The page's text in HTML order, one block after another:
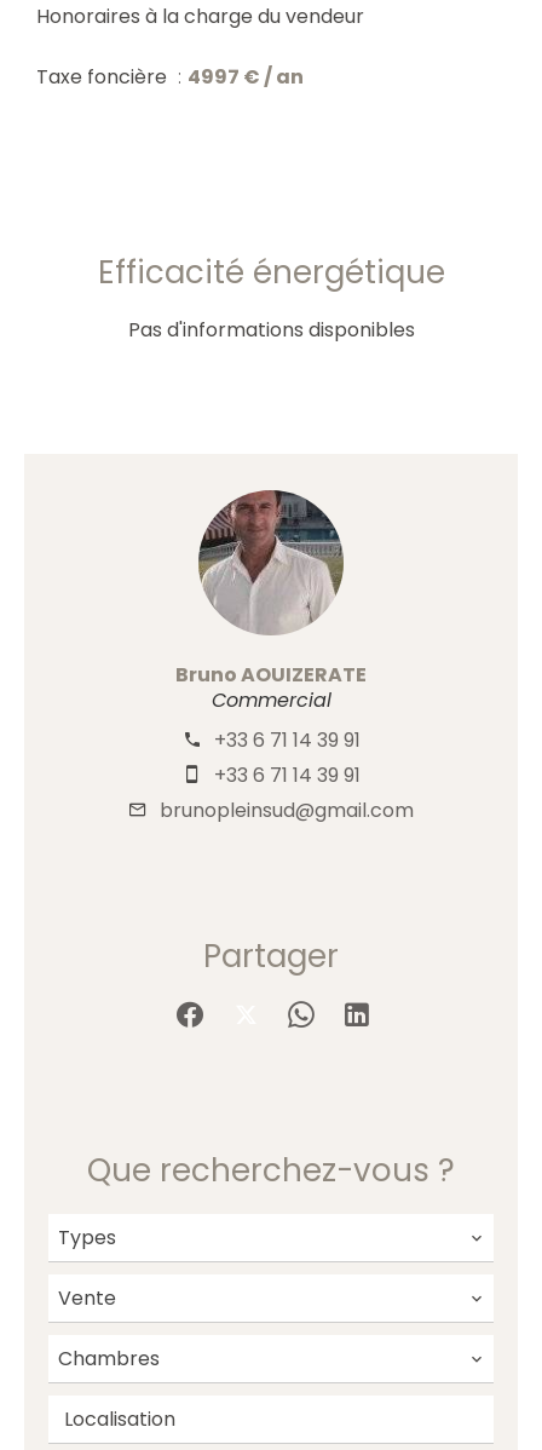
Honoraires à la charge du vendeur
Taxe foncière 4997 € / an
Efficacité énergétique
Pas d'informations disponibles
Bruno AOUIZERATE
Commercial
+33 6 71 14 39 91
+33 6 71 14 39 91
brunopleinsud@gmail.com
Partager
Que recherchez-vous ?
Types
Vente
Chambres
Localisation